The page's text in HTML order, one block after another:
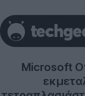
Microsoft